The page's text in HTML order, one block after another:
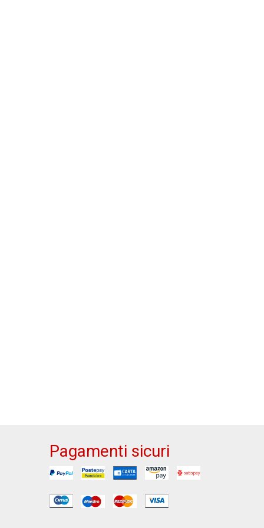
Pagamenti sicuri